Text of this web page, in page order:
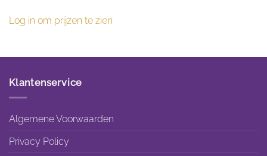
Log in om prijzen te zien
Klantenservice
Algemene Voorwaarden
Privacy Policy